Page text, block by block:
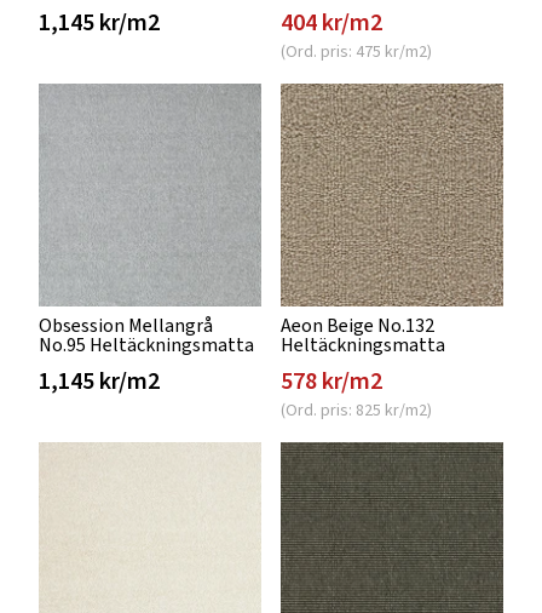
1,145 kr/m2 404 kr/m2
(Ord. pris: 475 kr/m2)
Obsession Mellangrå
No.95 Heltäckningsmatta
1,145 kr/m2
Aeon Beige No.132
Heltäckningsmatta
578 kr/m2
(Ord. pris: 825 kr/m2)